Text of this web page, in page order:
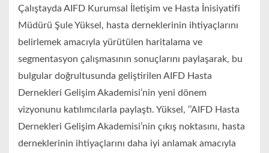
Çalıştayda AIFD Kurumsal İletişim ve Hasta İnisiyatifi
Müdürü Şule Yüksel, hasta derneklerinin ihtiyaçlarını
belirlemek amacıyla yürütülen haritalama ve
segmentasyon çalışmasının sonuçlarını paylaşarak, bu
bulgular doğrultusunda geliştirilen AIFD Hasta
Dernekleri Gelişim Akademisi’nin yeni dönem
vizyonunu katılımcılarla paylaştı. Yüksel, ‘’AIFD Hasta
Dernekleri Gelişim Akademisi’nin çıkış noktasını, hasta
derneklerinin ihtiyaçlarını daha iyi anlamak amacıyla